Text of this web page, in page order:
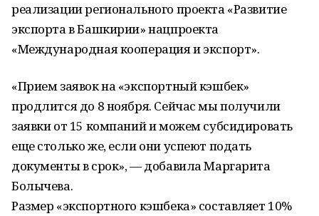
реализации регионального проекта «Развитие
экспорта в Башкирии» нацпроекта
«Международная кооперация и экспорт».
«Прием заявок на «экспортный кэшбек»
продлится до 8 ноября. Сейчас мы получили
заявки от 15 компаний и можем субсидировать
еще столько же, если они успеют подать
документы в срок», — добавила Маргарита
Болычева.
Размер «экспортного кэшбека» составляет 10%